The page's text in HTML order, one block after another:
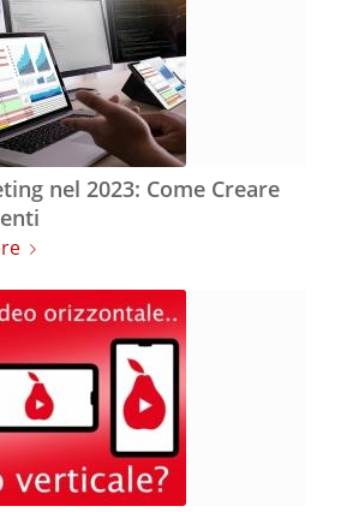
nel 2023: Come Creare